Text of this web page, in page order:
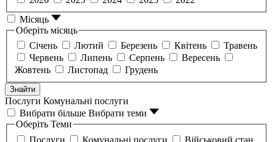
Місяць
Оберіть місяць
Січень
Лютий Березень Квітень
Травень
Червень
Липень Серпень
Вересень
Жовтень
Листопад Грудень
Знайти
Послуги Комунальні послуги
Вибрати більше Вибрати теми
Оберіть Теми
Послуги
Комунальні послуги
Військовий стан